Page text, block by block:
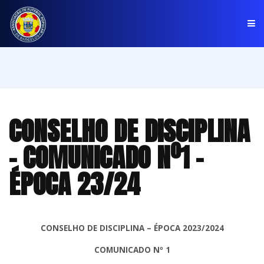
COMPETIÇÕES
NOTÍCIAS
COMUNICADOS
CONSELHO DE DISCIPLINA
- COMUNICADO Nº1 -
ÉPOCA 23/24
CONSELHO DE DISCIPLINA – ÉPOCA 2023/2024
COMUNICADO Nº 1